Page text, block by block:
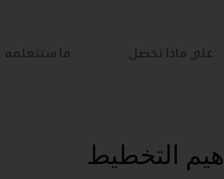
علي ماذا تحصل ما ستتعلمه
التخطيط